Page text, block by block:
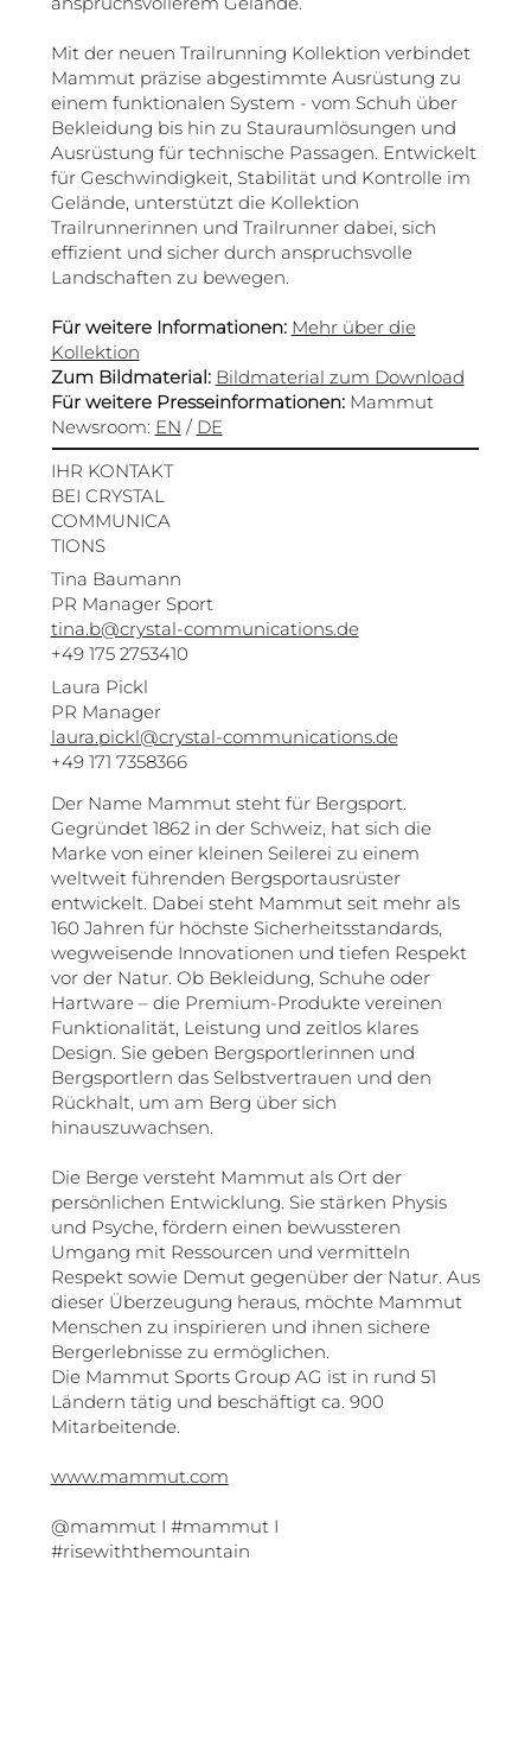
Mit der neuen Trailrunning Kollektion verbindet
Mammut präzise abgestimmte Ausrüstung zu
einem funktionalen System - vom Schuh über
Bekleidung bis hin zu Stauraumlösungen und
Ausrüstung für technische Passagen. Entwickelt
für Geschwindigkeit, Stabilität und Kontrolle im
Gelände, unterstützt die Kollektion
Trailrunnerinnen und Trailrunner dabei, sich
effizient und sicher durch anspruchsvolle
Landschaften zu bewegen.
Für weitere Informationen: Mehr über die
Kollektion
Zum Bildmaterial: Bildmaterial zum Download
Für weitere Presseinformationen: Mammut
Newsroom: EN / DE
IHR KONTAKT
BEI CRYSTAL
COMMUNICA
TIONS
Tina Baumann
PR Manager Sport
tina.b@crystal-communications.de
+49 175 2753410
Laura Pickl
PR Manager
laura.pickl@crystal-communications.de
+49 171 7358366
Der Name Mammut steht für Bergsport.
Gegründet 1862 in der Schweiz, hat sich die
Marke von einer kleinen Seilerei zu einem
weltweit führenden Bergsportausrüster
entwickelt. Dabei steht Mammut seit mehr als
160 Jahren für höchste Sicherheitsstandards,
wegweisende Innovationen und tiefen Respekt
vor der Natur. Ob Bekleidung, Schuhe oder
Hartware – die Premium-Produkte vereinen
Funktionalität, Leistung und zeitlos klares
Design. Sie geben Bergsportlerinnen und
Bergsportlern das Selbstvertrauen und den
Rückhalt, um am Berg über sich
hinauszuwachsen.
Die Berge versteht Mammut als Ort der
persönlichen Entwicklung. Sie stärken Physis
und Psyche, fördern einen bewussteren
Umgang mit Ressourcen und vermitteln
Respekt sowie Demut gegenüber der Natur. Aus
dieser Überzeugung heraus, möchte Mammut
Menschen zu inspirieren und ihnen sichere
Bergerlebnisse zu ermöglichen.
Die Mammut Sports Group AG ist in rund 51
Ländern tätig und beschäftigt ca. 900
Mitarbeitende.
www.mammut.com
@mammut I #mammut I
#risewiththemountain